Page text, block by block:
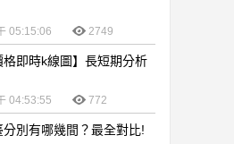
05:15:06 2749
即時k線圖】長短期分析
04:53:55 772
別有哪幾間？最全對比!